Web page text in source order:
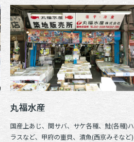
丸福水産
国産上あじ、関サバ、サケ各種、鮭(各種)ハ
ラスなど、甲府の壷貝、漬魚(西京みそなど)